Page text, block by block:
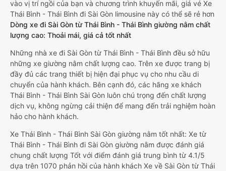
vào vị trí ngồi của bạn và chương trình khuyến mãi, giá vé Xe
Thái Bình - Thái Bình đi Sài Gòn limousine này có thể sẽ rẻ hơn
Dòng xe đi Sài Gòn từ Thái Bình - Thái Bình giường nằm chất
lượng cao: Thoải mái, giá cả tốt nhất
Những nhà xe đi Sài Gòn từ Thái Bình - Thái Bình đều sở hữu
những xe giường nằm chất lượng cao. Trên xe được trang bị
đầy đủ các trang thiết bị hiện đại phục vụ cho nhu cầu di
chuyển của hành khách. Bên cạnh đó, các hãng xe khách
Thái Bình - Thái Bình Sài Gòn luôn chú trọng đến chất lượng
dịch vụ, không ngừng cải thiện để mang đến trải nghiệm hoàn
hảo cho hành khách.
Xe Thái Bình - Thái Bình Sài Gòn giường nằm tốt nhất: Xe từ
Thái Bình - Thái Bình đi Sài Gòn giường nằm được đánh giá
chung chất lượng Tốt với điểm đánh giá trung bình từ 4.1/5
dựa trên 1070 phản hồi của hành khách Xe về Sài Gòn từ Thái